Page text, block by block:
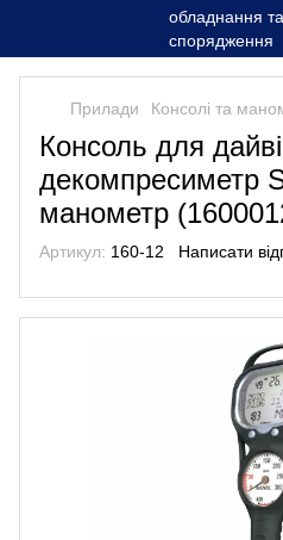
Прилади Консолі та
Консоль для
декомпресиметр
манометр
Артикул: 160-12 Написати